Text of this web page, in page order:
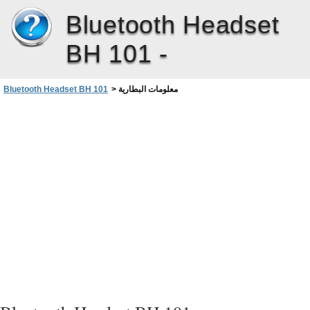
Bluetooth Headset
BH 101 -
Bluetooth Headset BH 101 > معلومات البطارية